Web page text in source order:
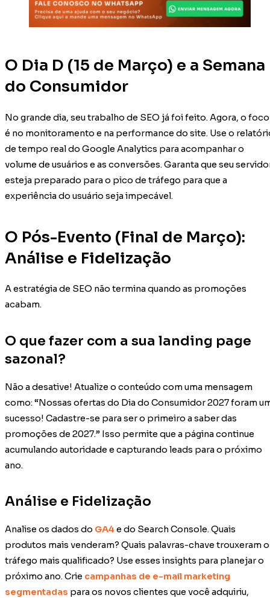
O Dia D (15 de Março) e a Semana
do Consumidor
No grande dia, seu trabalho de SEO já foi feito. Agora, o foco
é no monitoramento e na performance do site. Use o
de tempo real do Google Analytics para acompanhar o
volume de usuários e as conversões. Garanta que seu
esteja preparado para o pico de tráfego para que a
experiência do usuário seja impecável.
O Pós-Evento (Final de Março):
Análise e Fidelização
A estratégia de SEO não termina quando as promoções
acabam.
O que fazer com a sua landing page
sazonal?
Não a desative! Atualize o conteúdo com uma mensagem
como: “Nossas ofertas do Dia do Consumidor 2027 foram
sucesso! Cadastre-se para ser o primeiro a saber das
promoções de 2027.” Isso permite que a página continue
acumulando autoridade e capturando leads para o próximo
ano.
Análise e Fidelização
Analise os dados do GA4 e do Search Console. Quais
produtos mais venderam? Quais palavras-chave trouxeram o
tráfego mais qualificado? Use esses insights para planejar o
próximo ano. Crie campanhas de e-mail marketing
segmentadas para os novos clientes que você adquiriu,